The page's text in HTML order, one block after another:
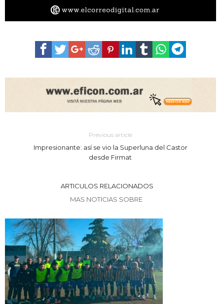
Previous article
Impresionante: así se vio la Superluna del Castor
desde Firmat
ARTICULOS RELACIONADOS
MAS NOTICIAS SOBRE